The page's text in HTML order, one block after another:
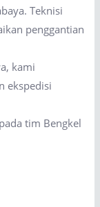
Teknisi
penggantian
kami
ekspedisi
tim Bengkel